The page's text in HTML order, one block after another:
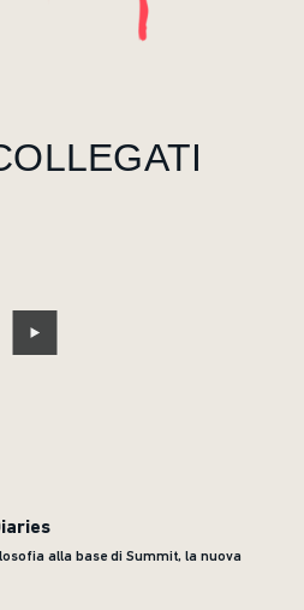
alla base di Summit, la nuova